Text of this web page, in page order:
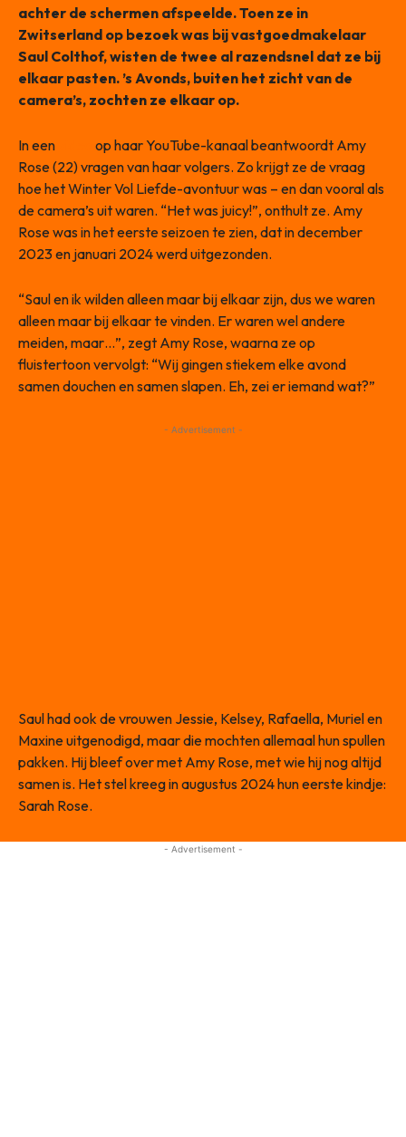
achter de schermen afspeelde. Toen ze in
Zwitserland op bezoek was bij vastgoedmakelaar
Saul Colthof, wisten de twee al razendsnel dat ze bij
elkaar pasten. ’s Avonds, buiten het zicht van de
camera’s, zochten ze elkaar op.
In een
op haar YouTube-kanaal beantwoordt Amy
Rose (22) vragen van haar volgers. Zo krijgt ze de vraag
hoe het Winter Vol Liefde-avontuur was – en dan vooral als
de camera’s uit waren. “Het was juicy!”, onthult ze. Amy
Rose was in het eerste seizoen te zien, dat in december
2023 en januari 2024 werd uitgezonden.
“Saul en ik wilden alleen maar bij elkaar zijn, dus we waren
alleen maar bij elkaar te vinden. Er waren wel andere
meiden, maar…”, zegt Amy Rose, waarna ze op
fluistertoon vervolgt: “Wij gingen stiekem elke avond
samen douchen en samen slapen. Eh, zei er iemand wat?”
- Advertisement -
Saul had ook de vrouwen Jessie, Kelsey, Rafaella, Muriel en
Maxine uitgenodigd, maar die mochten allemaal hun spullen
pakken. Hij bleef over met Amy Rose, met wie hij nog altijd
samen is. Het stel kreeg in augustus 2024 hun eerste kindje:
Sarah Rose.
- Advertisement -